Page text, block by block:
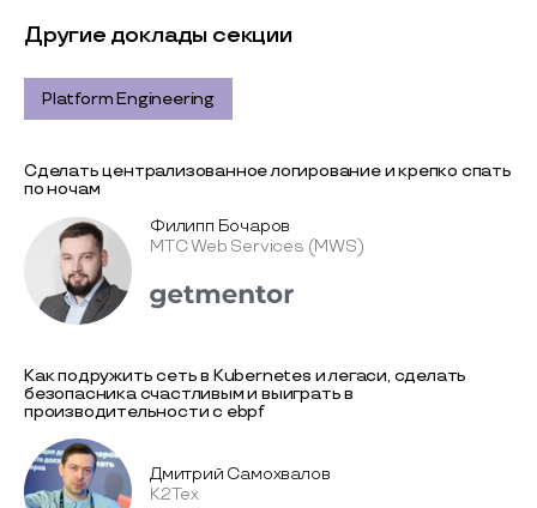
Другие доклады секции
Platform Engineering
Сделать централизованное логирование и крепко спать
по ночам
Филипп Бочаров
МТС Web Services (MWS)
Как подружить сеть в Kubernetes и легаси, сделать
безопасника счастливым и выиграть в
производительности с ebpf
Дмитрий Самохвалов
К2Тех